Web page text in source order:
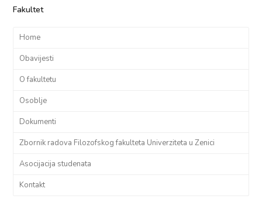
Fakultet
Home
Obavijesti
O fakultetu
Osoblje
Dokumenti
Zbornik radova Filozofskog fakulteta Univerziteta u Zenici
Asocijacija studenata
Kontakt